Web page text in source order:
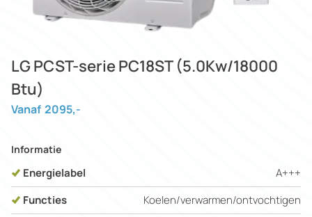
LG PCST-serie PC18ST (5.0Kw/18000
Btu)
Vanaf 2095,-
Informatie
Energielabel
A+++
Functies
Koelen/verwarmen/ontvochtigen